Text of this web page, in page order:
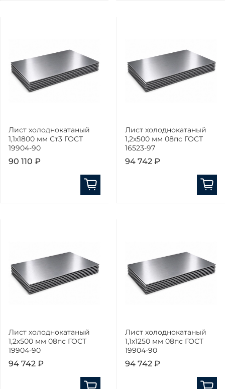
Лист холоднокатаный
1,1х1800 мм Ст3 ГОСТ
19904-90
90 110 ₽
Лист холоднокатаный
1,2х500 мм 08пс ГОСТ
16523-97
94 742 ₽
Лист холоднокатаный
1,2х500 мм 08пс ГОСТ
19904-90
94 742 ₽
Лист холоднокатаный
1,1х1250 мм 08пс ГОСТ
19904-90
94 742 ₽